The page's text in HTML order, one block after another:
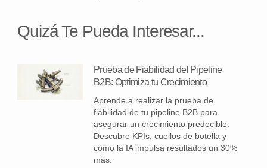
Quizá Te Pueda Interesar...
Prueba de Fiabilidad del Pipeline
B2B: Optimiza tu Crecimiento
Aprende a realizar la prueba de
fiabilidad de tu pipeline B2B para
asegurar un crecimiento predecible.
Descubre KPIs, cuellos de botella y
cómo la IA impulsa resultados un 30%
más.